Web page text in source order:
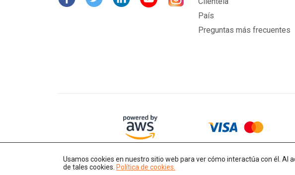
País
Preguntas más frecuentes
Derechos de autor © 2014-2026 IT-Decision Telecom OU
Usamos cookies en nuestro sitio web para ver cómo interactúa con él. Al
de tales cookies. Política de cookies.